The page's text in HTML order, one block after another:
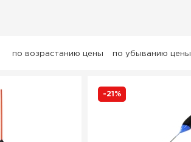
по возрастанию цены по убыванию цены
-21%